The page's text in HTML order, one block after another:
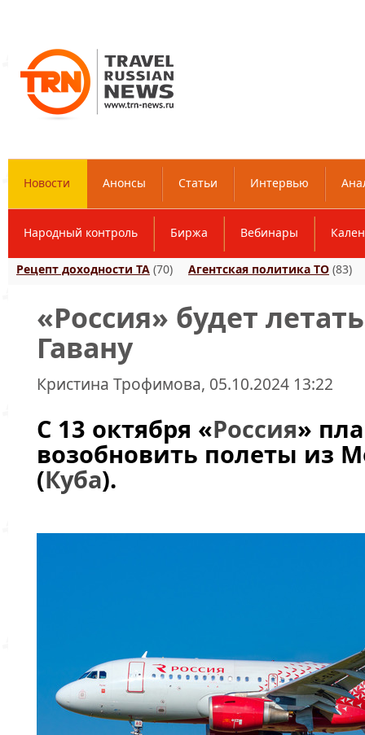
Новости Анонсы Статьи Интервью
Народный контроль Биржа Вебинары
Рецепт доходности ТА (70) Агентская политика ТО (83)
«Россия» будет
Гавану
Кристина Трофимова, 05.10.2024 13:22
С 13 октября «Россия»
возобновить полеты из
(Куба).